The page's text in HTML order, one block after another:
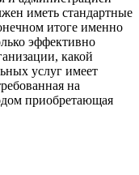
иметь стандартные
итоге именно
эффективно
какой
услуг имеет
на
приобретающая